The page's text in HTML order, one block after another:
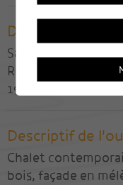
Direction des
Savioz-Fabrizzi
Rue de l'Industrie
1950 Sion
Descriptif de
Chalet
bois, façade en